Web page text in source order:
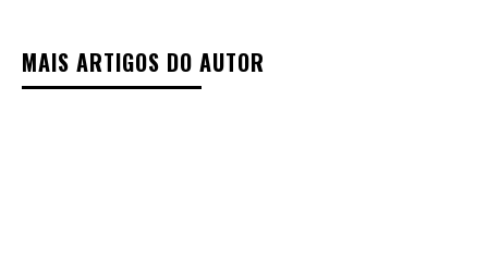
MAIS ARTIGOS DO AUTOR